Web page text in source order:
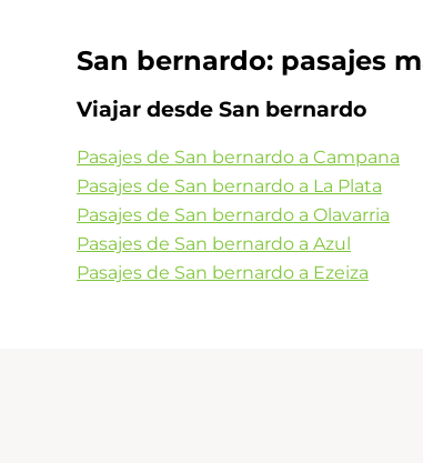
San bernardo: pasajes
Viajar desde San bernardo
Pasajes de San bernardo a Campana
Pasajes de San bernardo a La Plata
Pasajes de San bernardo a Olavarria
Pasajes de San bernardo a Azul
Pasajes de San bernardo a Ezeiza